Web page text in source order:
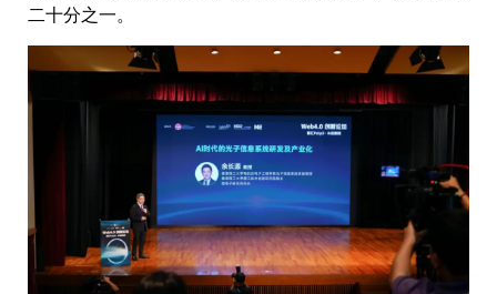
二十分之一。